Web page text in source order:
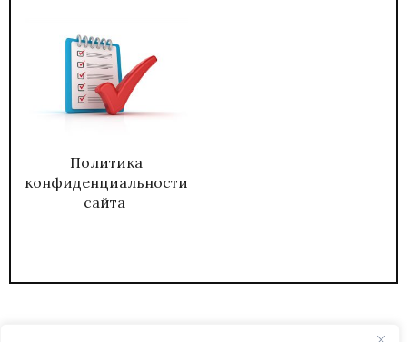
Политика
конфиденциальности
сайта